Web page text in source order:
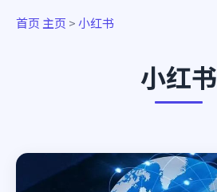
首页 主页 >小红书
小红书